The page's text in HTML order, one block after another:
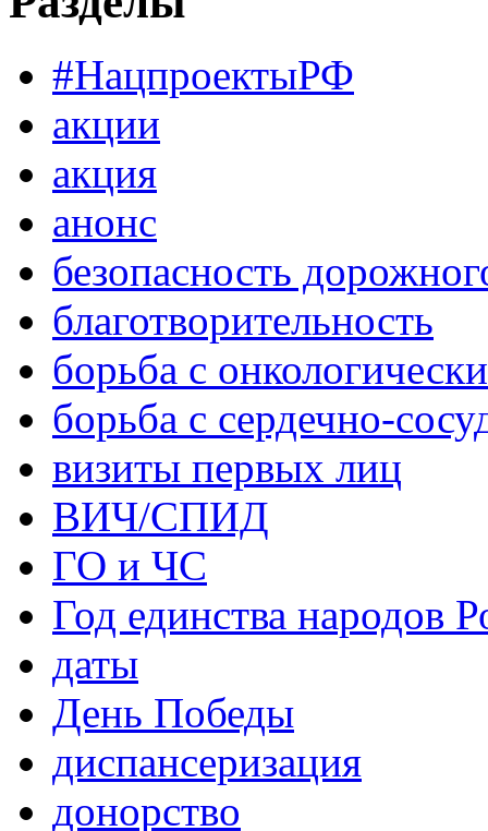
#НацпроектыРФ
акции
акция
анонс
безопасность
благотворительность
борьба с
борьба с сердечно-
визиты первых лиц
ВИЧ/СПИД
ГО и ЧС
Год единства народов
даты
День Победы
диспансеризация
донорство